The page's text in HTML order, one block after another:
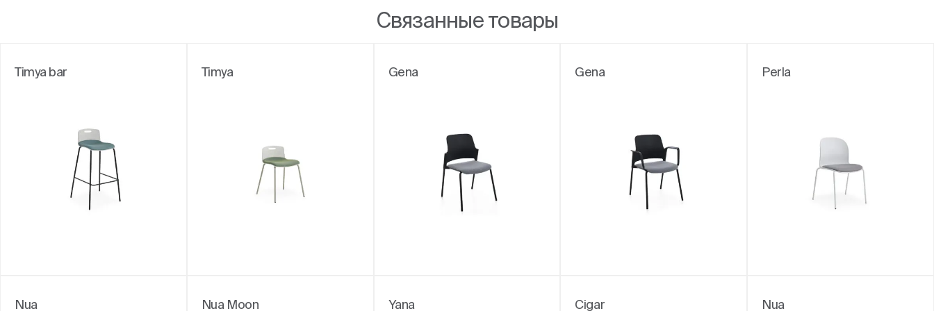
Связанные товары
Timya bar Timya Gena Gena Perla
Nua Nua Moon Yana Cigar Nua